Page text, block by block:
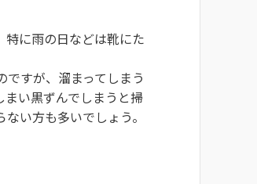
に雨の日などは靴にた
すが、溜まってしまう
い黒ずんでしまうと掃
い方も多いでしょう。